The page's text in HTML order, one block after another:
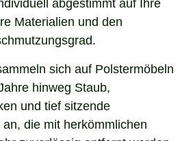
Materialien und den
sich auf Polstermöbeln
hinweg Staub,
und tief sitzende
die mit herkömmlichen